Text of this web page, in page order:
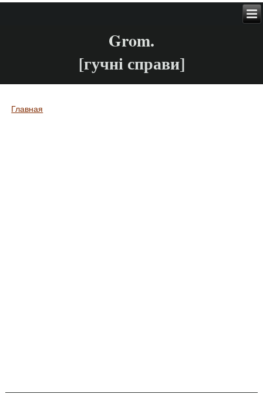
Grom.
[гучні справи]
Вы здесь
Главная